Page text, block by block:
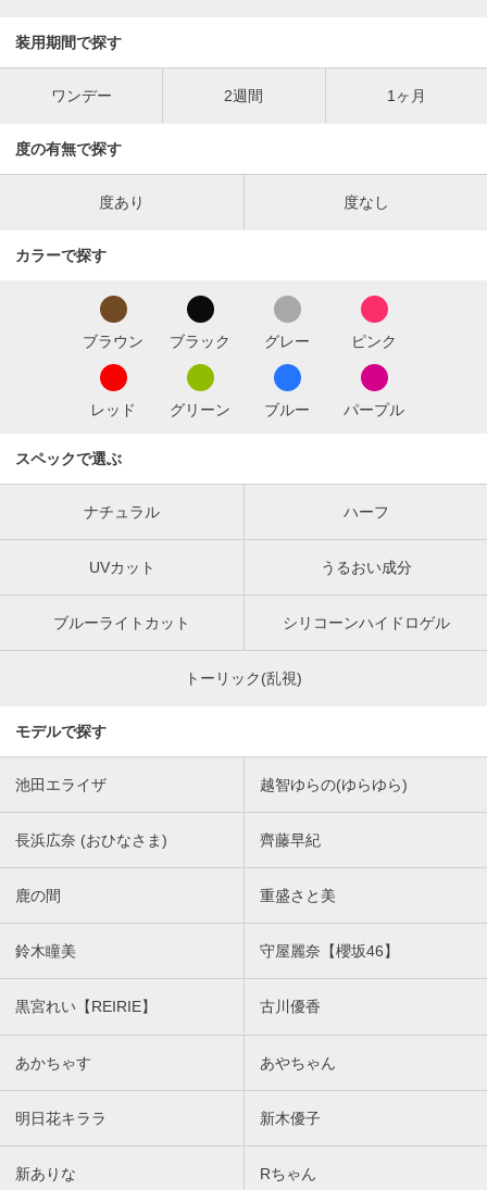
装用期間で探す
ワンデー 2週間 1ヶ月
度の有無で探す
度あり 度なし
カラーで探す
ブラウン ブラック グレー ピンク
レッド グリーン ブルー パープル
スペックで選ぶ
ナチュラル ハーフ
UVカット うるおい成分
ブルーライトカット シリコーンハイドロゲル
トーリック(乱視)
モデルで探す
池田エライザ 越智ゆらの(ゆらゆら)
長浜広奈 (おひなさま) 齊藤早紀
鹿の間 重盛さと美
鈴木瞳美 守屋麗奈【櫻坂46】
黒宮れい【REIRIE】 古川優香
あかちゃす あやちゃん
明日花キララ 新木優子
新ありな Rちゃん